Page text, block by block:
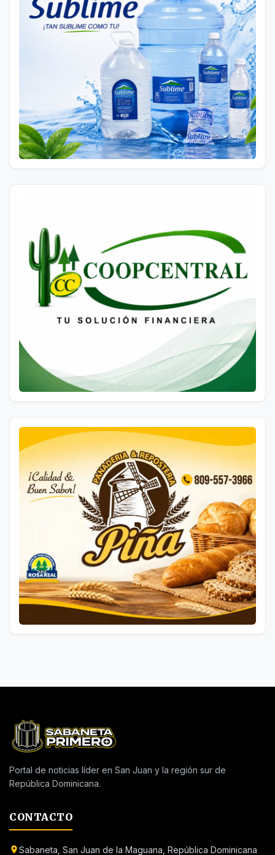
Portal de noticias líder en San Juan y la región sur de
República Dominicana.
CONTACTO
Sabaneta, San Juan de la Maguana, República Dominicana